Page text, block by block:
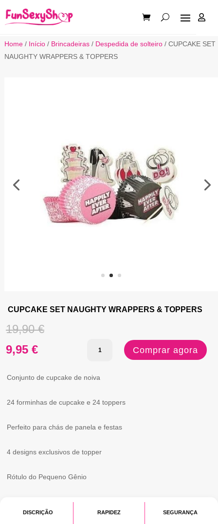

Home/ Início/ Brincadeiras/ Despedida de solteiro/ CUPCAKE SET
NAUGHTY WRAPPERS & TOPPERS
CUPCAKE SET NAUGHTY WRAPPERS & TOPPERS
19,90€O
19,90 €.
9,95 €O
9,95 €.
Quantidade
CUPCAKE
NAUGHTY
WRAPPERS
TOPPERS
Comprar agora
Conjunto de cupcake de noiva
24 forminhas de cupcake e 24 toppers
Perfeito para chás de panela e festas
4 designs exclusivos de topper
Rótulo do Pequeno Gênio
DISCRIÇÃO RAPIDEZ SEGURANÇA